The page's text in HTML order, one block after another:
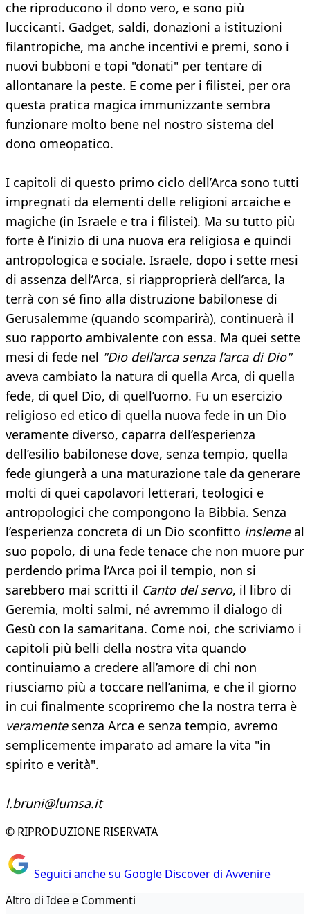
che riproducono il dono vero, e sono più
luccicanti. Gadget, saldi, donazioni a istituzioni
filantropiche, ma anche incentivi e premi, sono i
nuovi bubboni e topi "donati" per tentare di
allontanare la peste. E come per i filistei, per ora
questa pratica magica immunizzante sembra
funzionare molto bene nel nostro sistema del
dono omeopatico.
I capitoli di questo primo ciclo dell’Arca sono tutti
impregnati da elementi delle religioni arcaiche e
magiche (in Israele e tra i filistei). Ma su tutto più
forte è l’inizio di una nuova era religiosa e quindi
antropologica e sociale. Israele, dopo i sette mesi
di assenza dell’Arca, si riapproprierà dell’arca, la
terrà con sé fino alla distruzione babilonese di
Gerusalemme (quando scomparirà), continuerà il
suo rapporto ambivalente con essa. Ma quei sette
mesi di fede nel "Dio dell’arca senza l’arca di Dio"
aveva cambiato la natura di quella Arca, di quella
fede, di quel Dio, di quell’uomo. Fu un esercizio
religioso ed etico di quella nuova fede in un Dio
veramente diverso, caparra dell’esperienza
dell’esilio babilonese dove, senza tempio, quella
fede giungerà a una maturazione tale da generare
molti di quei capolavori letterari, teologici e
antropologici che compongono la Bibbia. Senza
l’esperienza concreta di un Dio sconfitto insiemeal
suo popolo, di una fede tenace che non muore pur
perdendo prima l’Arca poi il tempio, non si
sarebbero mai scritti il Canto del servo, il libro di
Geremia, molti salmi, né avremmo il dialogo di
Gesù con la samaritana. Come noi, che scriviamo i
capitoli più belli della nostra vita quando
continuiamo a credere all’amore di chi non
riusciamo più a toccare nell’anima, e che il giorno
in cui finalmente scopriremo che la nostra terra è
veramentesenza Arca e senza tempio, avremo
semplicemente imparato ad amare la vita "in
spirito e verità".
l.bruni@lumsa.it
© RIPRODUZIONE RISERVATA
Seguici anche su Google Discover di Avvenire
Altro di Idee e Commenti